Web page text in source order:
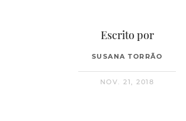
Escrito por
SUSANA TORRÃO
NOV. 21, 2018